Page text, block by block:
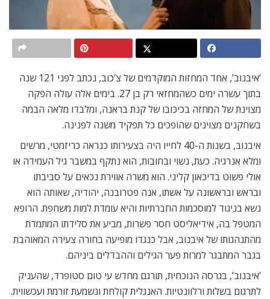
‘איבנוב’, אחד המחזות המוקדמים של צ’כוב, נכתב לפני 121 שנה
בתוך עשרה ימים כשהמחזאי רק בן 27. בימים אלה עולה הפקה
מצוינת של המחזה בכיכובו של קנת בראנה, ומלבדו מלאה הבמה
בשחקנים מצוינים שהופכים כל תפקיד משנה לפנינה.
איבנוב, בשנות ה-40 לחייו היה בצעירותו כנראה כריזמטי, מרשים
ומלא אנרגיה. כעת, נשוי ובחובות, הוא נתקף במשבר גיל העמידה או
אולי פשוט בדיכאון קליני. הוא משרה אווירת נכאים על סביבתו
ובראש ובראשונה על אשתו, אנה פטרובנה, יהודיה, שאותה הוא
נשא בניגוד למוסכמות החברתיות והיא עומדת למות משחפת. הרופא
המטפל בה, אידיאליסט חסר פשרות, מביע את סלידתו המתמדת
מהתנהגותו של איבנוב, אבל כנגדו מופיעה בחורה צעירה המאוהבת
בגבר המתבגר למרות פער הגילים וההבדלים ביניהם.
‘איבנוב’, בגרסה הנוכחית, תורגם מחדש עי טום סטופרד, שהעניק
לתרגום בשלות ורלוונטיות. האנגלית קולחת ונשמעת זורמת ועכשווית.